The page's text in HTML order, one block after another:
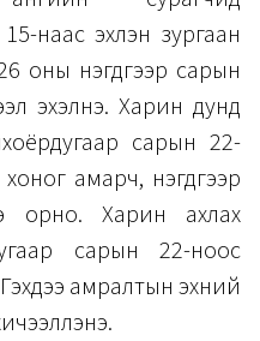
наас эхлэн зургаан
оны нэгдүгээр сарын
эхэлнэ. Харин дунд
сарын 22-
амарч, нэгдүгээр
орно. Харин ахлах
сарын 22-ноос
амралтын эхний